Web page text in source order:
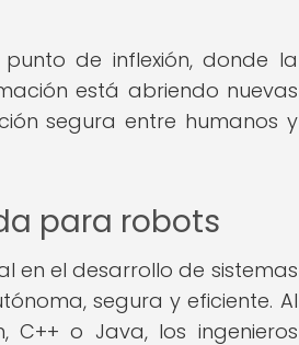
de inflexión, donde la
está abriendo nuevas
segura entre humanos y
para robots
en el desarrollo de sistemas
segura y eficiente. Al
C++ o Java, los ingenieros